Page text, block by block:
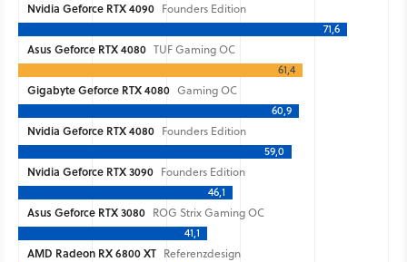
Nvidia Geforce RTX 4090 Founders Edition
71,6
Asus Geforce RTX 4080 TUF Gaming OC
61,4
Gigabyte Geforce RTX 4080 Gaming OC
60,9
Nvidia Geforce RTX 4080 Founders Edition
59,0
Nvidia Geforce RTX 3090 Founders Edition
46,1
Asus Geforce RTX 3080 ROG Strix Gaming OC
41,1
AMD Radeon RX 6800 XT Referenzdesign